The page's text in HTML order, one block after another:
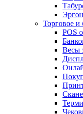
Торговое и
POS
Весы